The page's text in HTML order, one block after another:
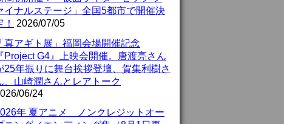
イナルステージ」全国5都市で開催決
！
2026/07/05
「真アギト展」福岡会場開催記念
『Project G4』上映会開催。唐渡亮さん
25年振りに舞台挨拶登壇、賀集利樹さ
、山崎潤さんとレアトーク
06/24
年 夏アニメ ノンクレジットオー